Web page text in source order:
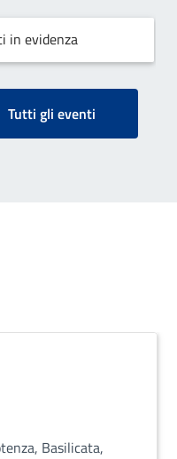
in evidenza
Tutti gli eventi
Basilicata,